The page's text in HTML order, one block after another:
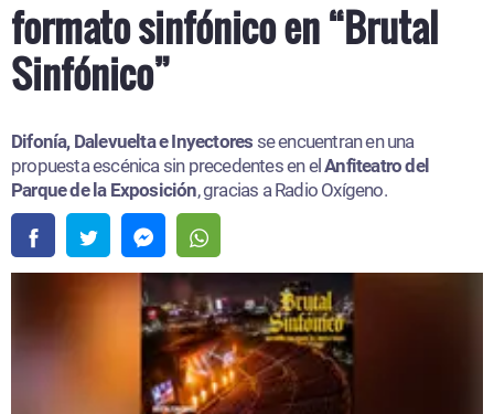
formato sinfónico en “Brutal
Sinfónico”
Difonía, Dalevuelta e Inyectores se encuentran en una
propuesta escénica sin precedentes en elAnfiteatro del
Parque de la Exposición, gracias a Radio Oxígeno.